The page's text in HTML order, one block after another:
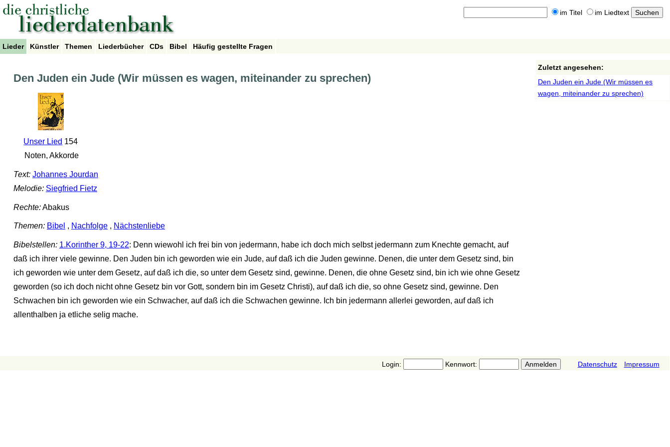
im Titel im Liedtext
Lieder Künstler Themen Liederbücher CDs Bibel Häufig gestellte Fragen
Den Juden ein Jude (Wir müssen es wagen, miteinander zu sprechen)
Unser Lied 154
Noten, Akkorde
Text: Johannes Jourdan
Melodie: Siegfried Fietz
Rechte:Abakus
Themen: Bibel , Nachfolge, Nächstenliebe
Bibelstellen: 1.Korinther 9, 19-22: Denn wiewohl ich frei bin von jedermann, habe ich doch mich selbst jedermann zum Knechte gemacht, auf
daß ich ihrer viele gewinne. Den Juden bin ich geworden wie ein Jude, auf daß ich die Juden gewinne. Denen, die unter dem Gesetz sind, bin
ich geworden wie unter dem Gesetz, auf daß ich die, so unter dem Gesetz sind, gewinne. Denen, die ohne Gesetz sind, bin ich wie ohne Gesetz
geworden (so ich doch nicht ohne Gesetz bin vor Gott, sondern bin im Gesetz Christi), auf daß ich die, so ohne Gesetz sind, gewinne. Den
Schwachen bin ich geworden wie ein Schwacher, auf daß ich die Schwachen gewinne. Ich bin jedermann allerlei geworden, auf daß ich
allenthalben ja etliche selig mache.
Zuletzt angesehen:
Den Juden ein Jude (Wir müssen es
wagen, miteinander zu sprechen)
Login: Kennwort: Datenschutz Impressum